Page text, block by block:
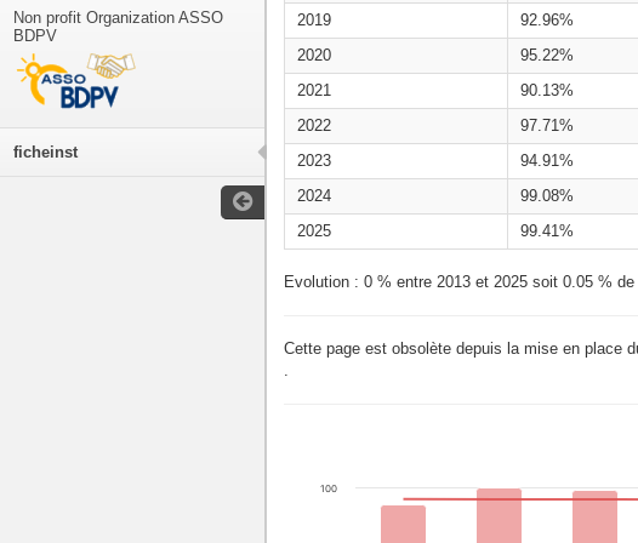
Non profit Organization ASSO
BDPV
ficheinst
2019 92.96%
2020
95.22%
2021
90.13%
2022
97.71%
2023
94.91%
2024
99.08%
2025
99.41%
Evolution : 0 % entre 2013 et 2025 soit 0.05 % de
Cette page est obsolète depuis la mise en place
.
100